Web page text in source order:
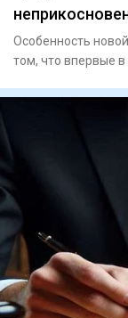
Особенность
том, что впервые